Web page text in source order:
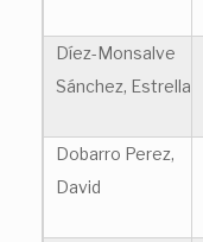
Díez-Monsalve
Sánchez, Estrella
Dobarro Perez,
David